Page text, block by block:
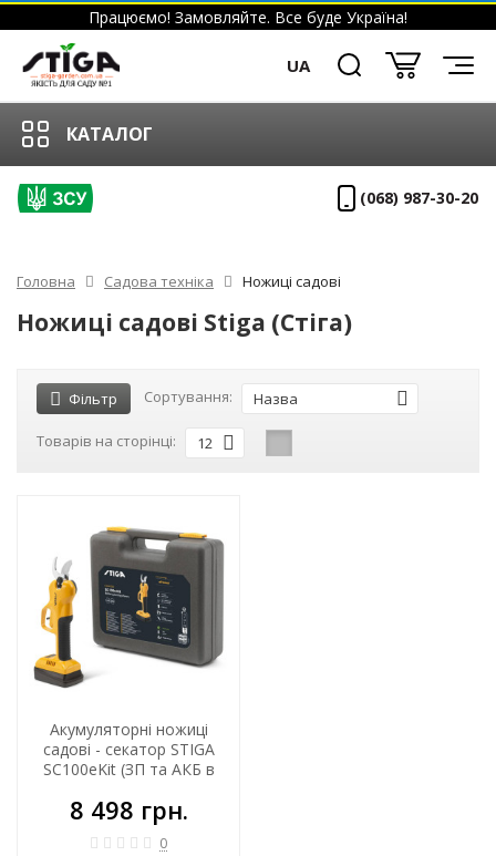
Працюємо! Замовляйте. Все буде Україна!
UA
КАТАЛОГ
(068) 987-30-20
Головна Садова техніка Ножиці садові
Ножиці садові Stiga (Стіга)
Фільтр Сортування: Назва
Товарів на сторінці: 12
Акумуляторні ножиці
садові - секатор STIGA
SC100eKit (ЗП та АКБ в
8 498 грн.
0